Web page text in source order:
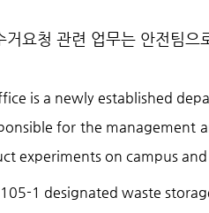
요청 관련 업무는 안전팀으
is a newly established
for the management
experiments on campus
1 designated waste